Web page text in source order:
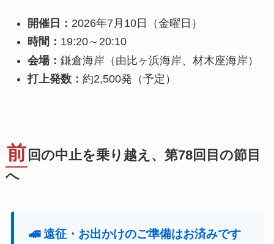
開催日： 2026年7月10日（金曜日）
時間： 19:20～20:10
会場： 鎌倉海岸（由比ヶ浜海岸、材木座海岸）
打上発数： 約2,500発（予定）
前 回の中止を乗り越え、第78回目の節目
へ
🚄 遠征・お出かけのご準備はお済みです